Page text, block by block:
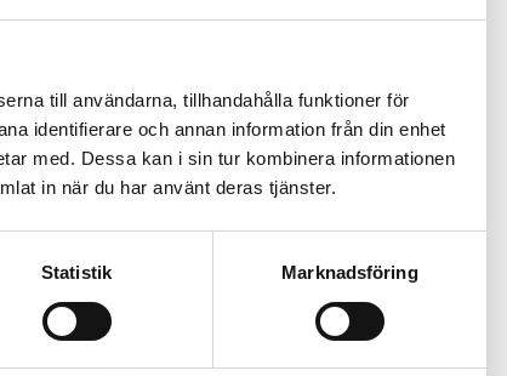
till användarna, tillhandahålla funktioner för
identifierare och annan information från din enhet
med. Dessa kan i sin tur kombinera informationen
in när du har använt deras tjänster.
Statistik Marknadsföring